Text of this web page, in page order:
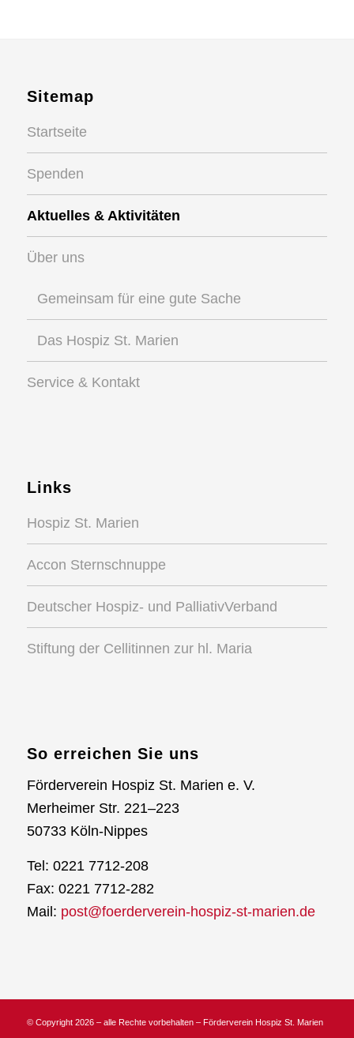
Sitemap
Startseite
Spenden
Aktuelles & Aktivitäten
Über uns
Gemeinsam für eine gute Sache
Das Hospiz St. Marien
Service & Kontakt
Links
Hospiz St. Marien
Accon Sternschnuppe
Deutscher Hospiz- und PalliativVerband
Stiftung der Cellitinnen zur hl. Maria
So erreichen Sie uns
Förderverein Hospiz St. Marien e. V.
Merheimer Str. 221–223
50733 Köln-Nippes
Tel: 0221 7712-208
Fax: 0221 7712-282
Mail: post@foerderverein-hospiz-st-marien.de
© Copyright 2026 – alle Rechte vorbehalten – Förderverein Hospiz St. Marien